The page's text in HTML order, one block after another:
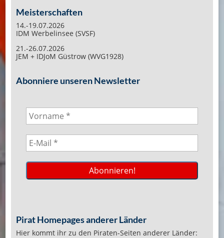
Meisterschaften
14.-19.07.2026
IDM Werbelinsee (SVSF)
21.-26.07.2026
JEM + IDJoM Güstrow (WVG1928)
Abonniere unseren Newsletter
Pirat Homepages anderer Länder
Hier kommt ihr zu den Piraten-Seiten anderer Länder: